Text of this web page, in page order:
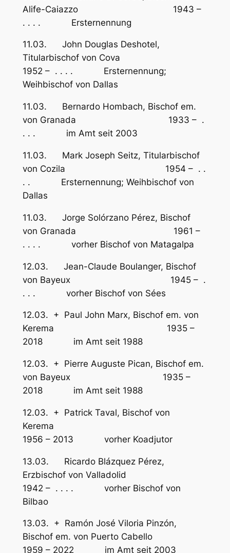
Alife-Caiazzo 1943 –
. . . . Ersternennung
11.03. John Douglas Deshotel,
Titularbischof von Cova
1952 – . . . . Ersternennung;
Weihbischof von Dallas
11.03. Bernardo Hombach, Bischof em.
von Granada 1933 – .
. . . im Amt seit 2003
11.03. Mark Joseph Seitz, Titularbischof
von Cozila 1954 – . .
. . Ersternennung; Weihbischof von
Dallas
11.03. Jorge Solórzano Pérez, Bischof
von Granada 1961 –
. . . . vorher Bischof von Matagalpa
12.03. Jean-Claude Boulanger, Bischof
von Bayeux 1945 – .
. . . vorher Bischof von Sées
12.03. + Paul John Marx, Bischof em. von
Kerema 1935 –
2018 im Amt seit 1988
12.03. + Pierre Auguste Pican, Bischof em.
von Bayeux 1935 –
2018 im Amt seit 1988
12.03. + Patrick Taval, Bischof von
Kerema
1956 – 2013 vorher Koadjutor
13.03. Ricardo Blázquez Pérez,
Erzbischof von Valladolid
1942 – . . . . vorher Bischof von
Bilbao
13.03. + Ramón José Viloria Pinzón,
Bischof em. von Puerto Cabello
1959 – 2022 im Amt seit 2003